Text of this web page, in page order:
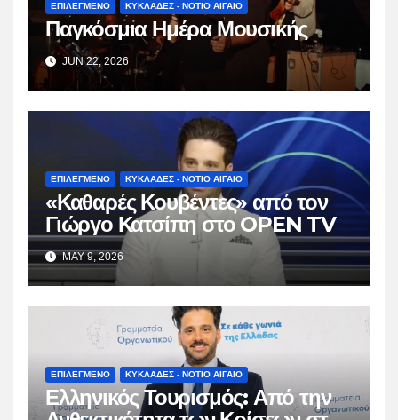
ΕΠΙΛΕΓΜΕΝΟ ΚΥΚΛΑΔΕΣ - ΝΟΤΙΟ ΑΙΓΑΙΟ
Παγκόσμια Ημέρα Μουσικής
JUN 22, 2026
ΕΠΙΛΕΓΜΕΝΟ ΚΥΚΛΑΔΕΣ - ΝΟΤΙΟ ΑΙΓΑΙΟ
«Καθαρές Κουβέντες» από τον
Γιώργο Κατσίπη στο OPEN TV
MAY 9, 2026
ΕΠΙΛΕΓΜΕΝΟ ΚΥΚΛΑΔΕΣ - ΝΟΤΙΟ ΑΙΓΑΙΟ
Ελληνικός Τουρισμός: Από την